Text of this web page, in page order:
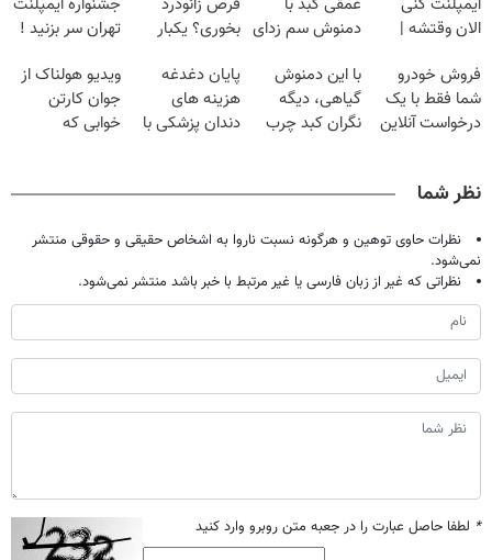
ایمپلنت کنی
الان وقتشه |
میلیون تومان!!!
عمقی کبد با
دمنوش سم زدای
قرص زانودرد
بخوری؟ یکبار
کن
جشنواره ایمپلنت
تهران سر بزنید !
میلیون !
فروش خودرو
شما فقط با یک
درخواست آنلاین
با این دمنوش
گیاهی، دیگه
نگران کبد چرب
پایان دغدغه
هزینه های
دندان پزشکی با
ویدیو هولناک از
جوان کارتن
خوابی که
نظر شما
نظرات حاوی توهین و هرگونه نسبت ناروا به اشخاص حقیقی و حقوقی منتشر
نمی‌شود.
نظراتی که غیر از زبان فارسی یا غیر مرتبط با خبر باشد منتشر نمی‌شود.
* لطفا حاصل عبارت را در جعبه متن روبرو وارد کنید